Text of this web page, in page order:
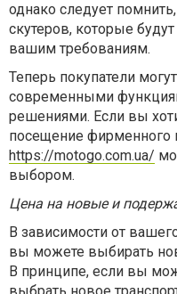
однако следует
скутеров, которые
вашим требованиям.
Теперь покупатели
современными
решениями. Если вы
посещение фирменного
https://motogo.com.ua/
выбором.
Цена на новые и
В зависимости от
вы можете выбирать
В принципе, если вы